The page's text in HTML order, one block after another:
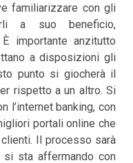
familiarizzare con gli
a suo beneficio,
importante anzitutto
a disposizioni gli
punto si giocherà il
rispetto a un altro. Si
l’internet banking, con
portali online che
Il processo sarà
sta affermando con